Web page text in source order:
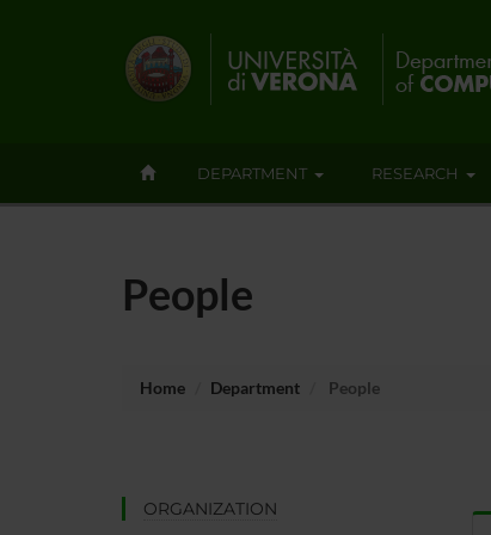
DEPARTMENT RESEARCH
People
Home Department People
ORGANIZATION